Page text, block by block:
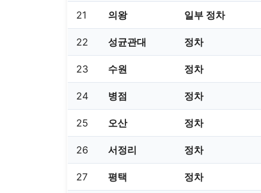
21 의왕 일부 정차
22 성균관대 정차
23 수원 정차
24 병점 정차
25 오산 정차
26 서정리 정차
27 평택 정차